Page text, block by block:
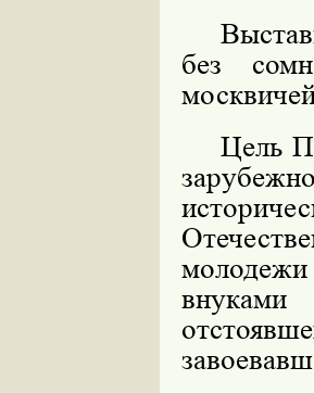
без
Цель
молодежи